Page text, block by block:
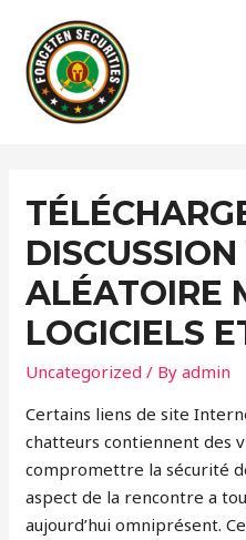
ALÉATOIRE
LOGICIELS
Uncategorized / Byadmin
Certains liens de site
chatteurs contiennent des
compromettre la sécurité
aspect de la rencontre a
aujourd’hui omniprésent.